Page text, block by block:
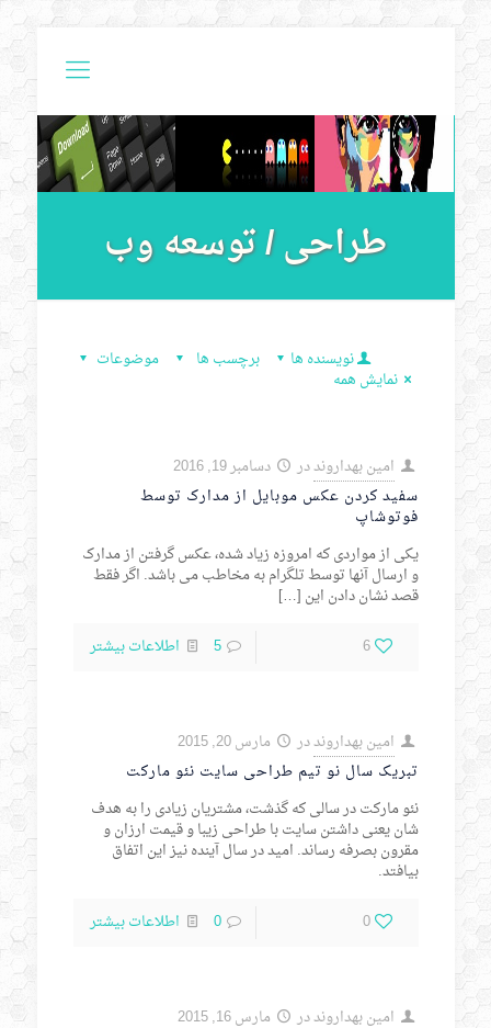
طراحی / توسعه وب
موضوعات برچسب ها نویسنده ها
نمایش همه
امین بهدارونددر
دسامبر 19, 2016
سفید کردن عکس موبایل از مدارک توسط
فوتوشاپ
یکی از مواردی که امروزه زیاد شده، عکس گرفتن از مدارک
و ارسال آنها توسط تلگرام به مخاطب می باشد. اگر فقط
قصد نشان دادن این […]
6
5 اطلاعات بیشتر
امین بهدارونددر
مارس 20, 2015
تبریک سال نو تیم طراحی سایت نئو مارکت
نئو مارکت در سالی که گذشت، مشتریان زیادی را به هدف
شان یعنی داشتن سایت با طراحی زیبا و قیمت ارزان و
مقرون بصرفه رساند. امید در سال آینده نیز این اتفاق
بیافتد.
0
0 اطلاعات بیشتر
امین بهدارونددر
مارس 16, 2015